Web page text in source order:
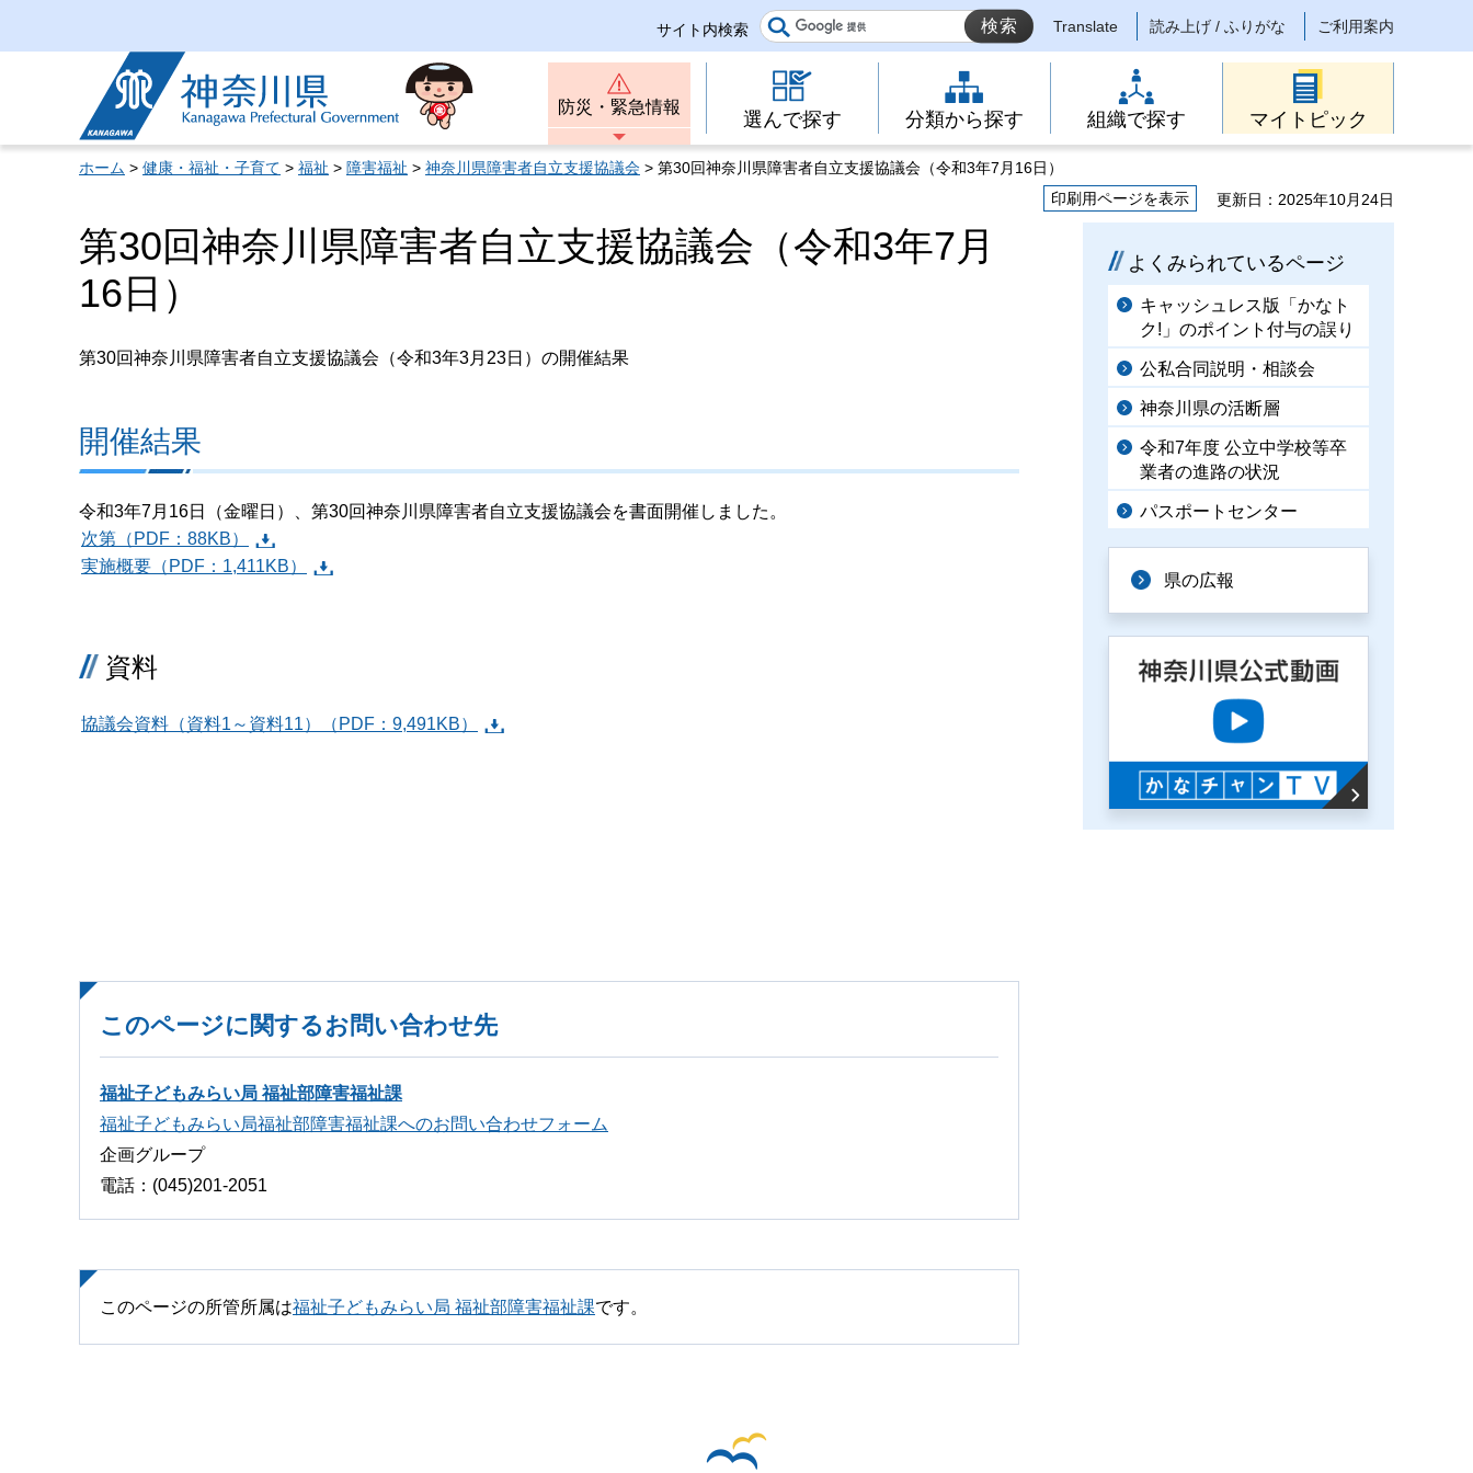
サイト内検索 Translate 読み上げ / ふりがな ご利用案内
神奈川県
防災・緊急情報
選んで探す 分類から探す 組織で探す マイトピック
ホーム > 健康・福祉・子育て > 福祉 > 障害福祉 > 神奈川県障害者自立支援協議会 > 第30回神奈川県障害者自立支援協議会（令和3年7月16日）
印刷用ページを表示
更新日：2025年10月24日
第30回神奈川県障害者自立支援協議会（令和3年7月
16日）
第30回神奈川県障害者自立支援協議会（令和3年3月23日）の開催結果
開催結果
令和3年7月16日（金曜日）、第30回神奈川県障害者自立支援協議会を書面開催しました。
次第（PDF：88KB）
実施概要（PDF：1,411KB）
資料
協議会資料（資料1～資料11）（PDF：9,491KB）
このページに関するお問い合わせ先
福祉子どもみらい局 福祉部障害福祉課
福祉子どもみらい局福祉部障害福祉課へのお問い合わせフォーム
企画グループ
電話：(045)201-2051
このページの所管所属は福祉子どもみらい局 福祉部障害福祉課です。
よくみられているページ
キャッシュレス版「かなト
ク!」のポイント付与の誤り
公私合同説明・相談会
神奈川県の活断層
令和7年度 公立中学校等卒
業者の進路の状況
パスポートセンター
県の広報